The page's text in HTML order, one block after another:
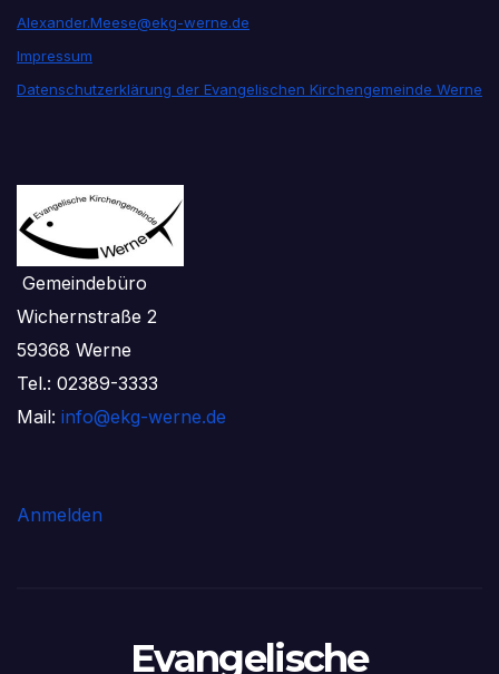
Alexander.Meese@ekg-werne.de
Impressum
Datenschutzerklärung der Evangelischen Kirchengemeinde Werne
Gemeindebüro
Wichernstraße 2
59368 Werne
Tel.: 02389-3333
Mail: info@ekg-werne.de
Anmelden
Evangelische